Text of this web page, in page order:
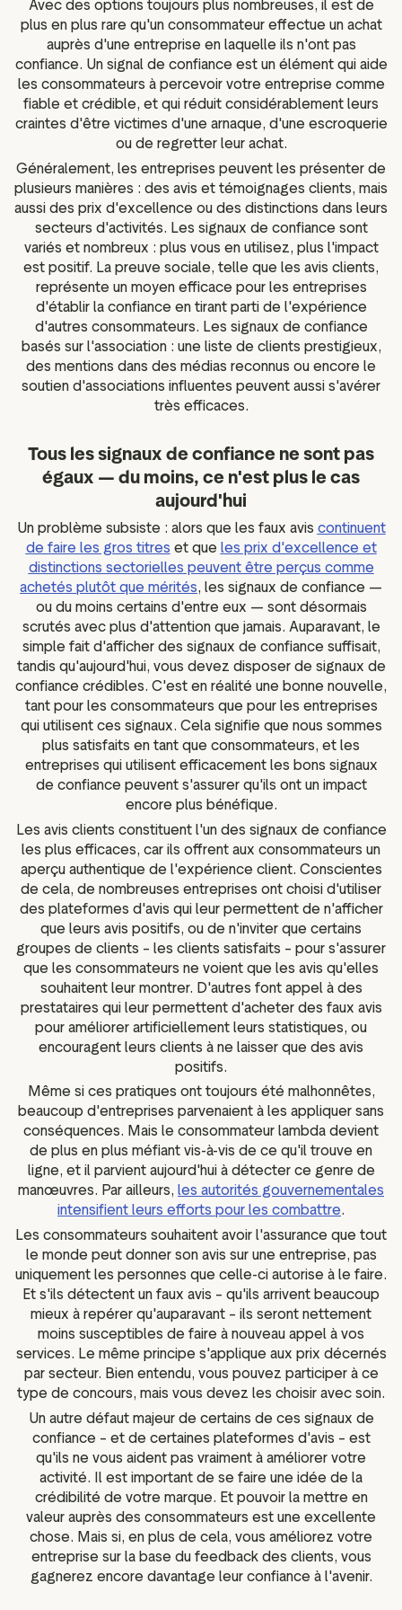
Widgets
sociaux
marketing
Analyse sémantique des
avis
Données et outils d'analyse
Taguer les avis
Données sur les visiteurs
Avec des options toujours plus nombreuses, il est de
plus en plus rare qu'un consommateur effectue un achat
auprès d'une entreprise en laquelle ils n'ont pas
confiance. Un signal de confiance est un élément qui aide
les consommateurs à percevoir votre entreprise comme
fiable et crédible, et qui réduit considérablement leurs
craintes d'être victimes d'une arnaque, d'une escroquerie
ou de regretter leur achat.
Généralement, les entreprises peuvent les présenter de
plusieurs manières : des avis et témoignages clients, mais
aussi des prix d'excellence ou des distinctions dans leurs
secteurs d'activités. Les signaux de confiance sont
variés et nombreux : plus vous en utilisez, plus l'impact
est positif. La preuve sociale, telle que les avis clients,
représente un moyen efficace pour les entreprises
d'établir la confiance en tirant parti de l'expérience
d'autres consommateurs. Les signaux de confiance
basés sur l'association : une liste de clients prestigieux,
des mentions dans des médias reconnus ou encore le
soutien d'associations influentes peuvent aussi s'avérer
très efficaces.
Tous les signaux de confiance ne sont pas
égaux — du moins, ce n'est plus le cas
aujourd'hui
Un problème subsiste : alors que les faux avis continuent
de faire les gros titres et que les prix d'excellence et
distinctions sectorielles peuvent être perçus comme
achetés plutôt que mérités, les signaux de confiance —
ou du moins certains d'entre eux — sont désormais
scrutés avec plus d'attention que jamais. Auparavant, le
simple fait d'afficher des signaux de confiance suffisait,
tandis qu'aujourd'hui, vous devez disposer de signaux de
confiance crédibles. C'est en réalité une bonne nouvelle,
tant pour les consommateurs que pour les entreprises
qui utilisent ces signaux. Cela signifie que nous sommes
plus satisfaits en tant que consommateurs, et les
entreprises qui utilisent efficacement les bons signaux
de confiance peuvent s'assurer qu'ils ont un impact
encore plus bénéfique.
Les avis clients constituent l'un des signaux de confiance
les plus efficaces, car ils offrent aux consommateurs un
aperçu authentique de l'expérience client. Conscientes
de cela, de nombreuses entreprises ont choisi d'utiliser
des plateformes d'avis qui leur permettent de n'afficher
que leurs avis positifs, ou de n'inviter que certains
groupes de clients – les clients satisfaits – pour s'assurer
que les consommateurs ne voient que les avis qu'elles
souhaitent leur montrer. D'autres font appel à des
prestataires qui leur permettent d'acheter des faux avis
pour améliorer artificiellement leurs statistiques, ou
encouragent leurs clients à ne laisser que des avis
positifs.
Même si ces pratiques ont toujours été malhonnêtes,
beaucoup d'entreprises parvenaient à les appliquer sans
conséquences. Mais le consommateur lambda devient
de plus en plus méfiant vis-à-vis de ce qu'il trouve en
ligne, et il parvient aujourd'hui à détecter ce genre de
manœuvres. Par ailleurs, les autorités gouvernementales
intensifient leurs efforts pour les combattre.
Les consommateurs souhaitent avoir l'assurance que tout
le monde peut donner son avis sur une entreprise, pas
uniquement les personnes que celle-ci autorise à le faire.
Et s'ils détectent un faux avis – qu'ils arrivent beaucoup
mieux à repérer qu'auparavant – ils seront nettement
moins susceptibles de faire à nouveau appel à vos
services. Le même principe s'applique aux prix décernés
par secteur. Bien entendu, vous pouvez participer à ce
type de concours, mais vous devez les choisir avec soin.
Un autre défaut majeur de certains de ces signaux de
confiance – et de certaines plateformes d'avis – est
qu'ils ne vous aident pas vraiment à améliorer votre
activité. Il est important de se faire une idée de la
crédibilité de votre marque. Et pouvoir la mettre en
valeur auprès des consommateurs est une excellente
chose. Mais si, en plus de cela, vous améliorez votre
entreprise sur la base du feedback des clients, vous
gagnerez encore davantage leur confiance à l'avenir.